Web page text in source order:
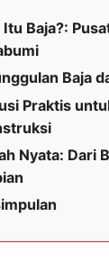
Baja?:
Baja
Praktis
Nyata: Dari